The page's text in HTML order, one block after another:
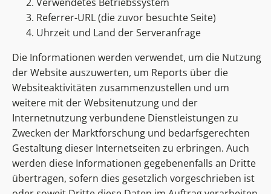
Referrer-URL (die zuvor besuchte Seite)
Uhrzeit und Land der Serveranfrage
Die Informationen werden verwendet, um die Nutzung
der Website auszuwerten, um Reports über die
Websiteaktivitäten zusammenzustellen und um
weitere mit der Websitenutzung und der
Internetnutzung verbundene Dienstleistungen zu
Zwecken der Marktforschung und bedarfsgerechten
Gestaltung dieser Internetseiten zu erbringen. Auch
werden diese Informationen gegebenenfalls an Dritte
übertragen, sofern dies gesetzlich vorgeschrieben ist